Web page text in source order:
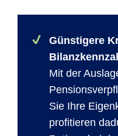
Günstigere
Mit der
Sie Ihre
profitieren